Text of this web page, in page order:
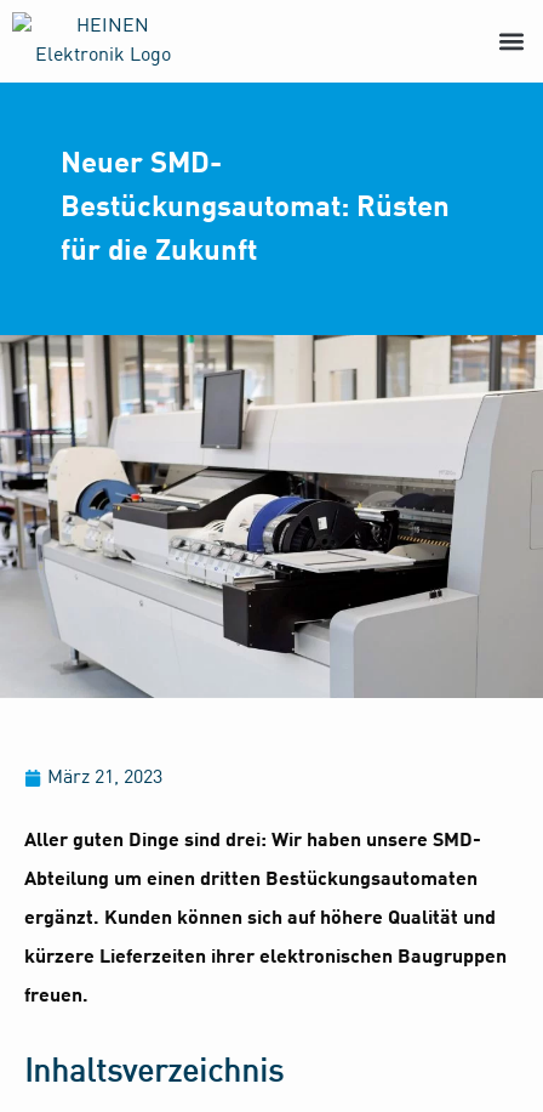
Neuer SMD-
Bestückungsautomat: Rüsten
für die Zukunft
März 21, 2023
Aller guten Dinge sind drei: Wir haben unsere SMD-
Abteilung um einen dritten Bestückungsautomaten
ergänzt. Kunden können sich auf höhere Qualität und
kürzere Lieferzeiten ihrer elektronischen Baugruppen
freuen.
Inhaltsverzeichnis